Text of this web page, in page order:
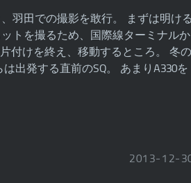
羽田での撮影を敢行。 まずは明ける
トを撮るため、国際線ターミナルか
付けを終え、移動するところ。 冬の
出発する直前のSQ。 あまりA330を
2013- 12-